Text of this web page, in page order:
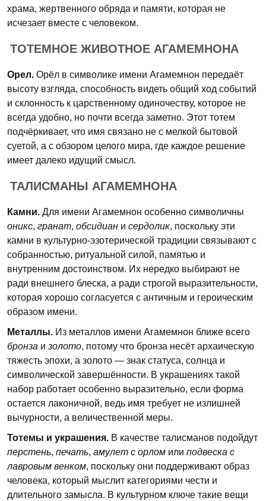
храма, жертвенного обряда и памяти, которая не
исчезает вместе с человеком.
ТОТЕМНОЕ ЖИВОТНОЕ АГАМЕМНОНА
Орел. Орёл в символике имени Агамемнон передаёт
высоту взгляда, способность видеть общий ход событий
и склонность к царственному одиночеству, которое не
всегда удобно, но почти всегда заметно. Этот тотем
подчёркивает, что имя связано не с мелкой бытовой
суетой, а с обзором целого мира, где каждое решение
имеет далеко идущий смысл.
ТАЛИСМАНЫ АГАМЕМНОНА
Камни. Для имени Агамемнон особенно символичны
оникс, гранат, обсидиан и сердолик, поскольку эти
камни в культурно-эзотерической традиции связывают с
собранностью, ритуальной силой, памятью и
внутренним достоинством. Их нередко выбирают не
ради внешнего блеска, а ради строгой выразительности,
которая хорошо согласуется с античным и героическим
образом имени.
Металлы. Из металлов имени Агамемнон ближе всего
бронза и золото, потому что бронза несёт архаическую
тяжесть эпохи, а золото — знак статуса, солнца и
символической завершённости. В украшениях такой
набор работает особенно выразительно, если форма
остается лаконичной, ведь имя требует не излишней
вычурности, а величественной меры.
Тотемы и украшения. В качестве талисманов подойдут
перстень, печать, амулет с орлом или подвеска с
лавровым венком, поскольку они поддерживают образ
человека, который мыслит категориями чести и
длительного замысла. В культурном ключе такие вещи